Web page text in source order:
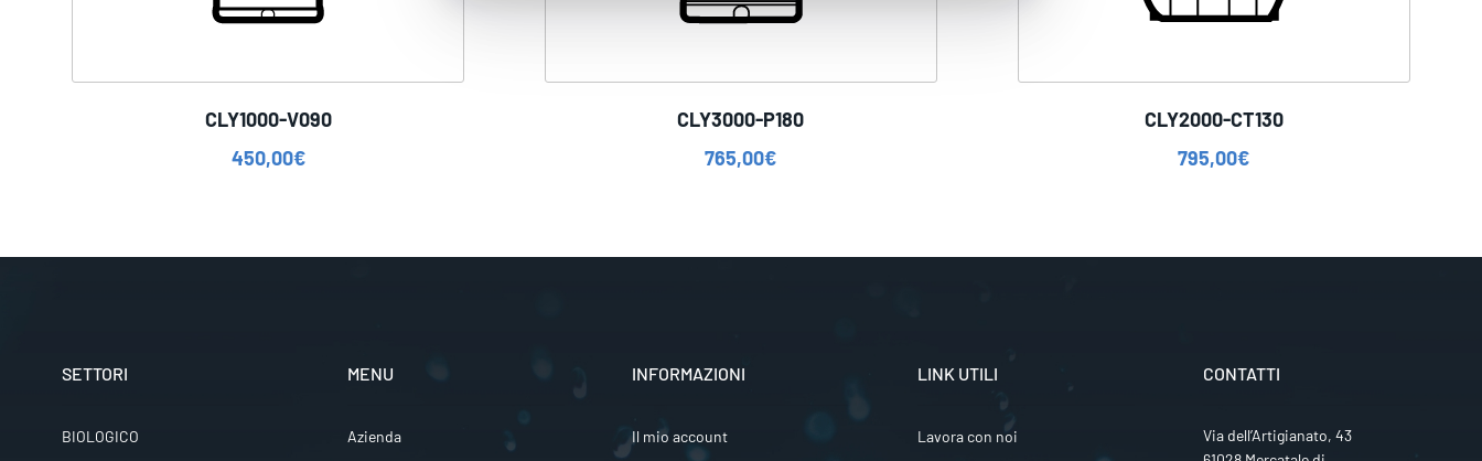
CLY1000-V090
450,00€
CLY3000-P180
765,00€
CLY2000-CT130
795,00€
SETTORI
BIOLOGICO
MENU
Azienda
INFORMAZIONI
Il mio account
LINK UTILI
Lavora con noi
CONTATTI
Via dell’Artigianato, 43